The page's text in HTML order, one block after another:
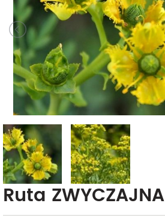
Ruta ZWYCZAJNA